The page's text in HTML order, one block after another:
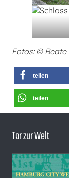
Fotos: ©
teilen
teilen
Tor zur Welt